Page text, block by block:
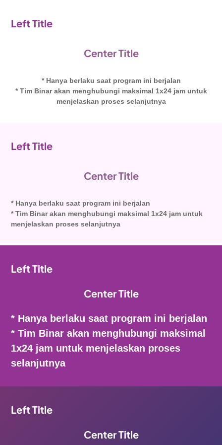
Left Title
Center Title
* Hanya berlaku saat program ini berjalan
* Tim Binar akan menghubungi maksimal 1x24 jam untuk
menjelaskan proses selanjutnya
Left Title
Center Title
* Hanya berlaku saat program ini berjalan
* Tim Binar akan menghubungi maksimal 1x24 jam untuk
menjelaskan proses selanjutnya
Left Title
Center Title
* Hanya berlaku saat program ini berjalan
* Tim Binar akan menghubungi maksimal
1x24 jam untuk menjelaskan proses
selanjutnya
Left Title
Center Title